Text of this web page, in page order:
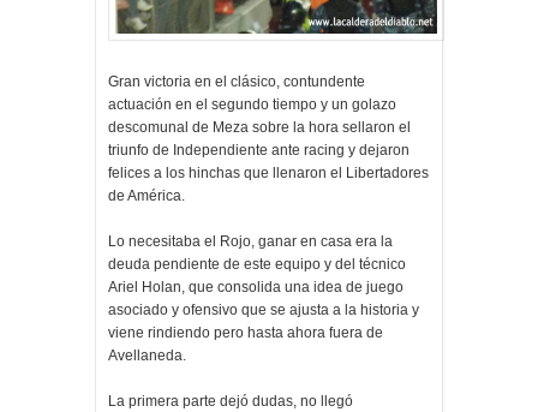
Gran victoria en el clásico, contundente
actuación en el segundo tiempo y un golazo
descomunal de Meza sobre la hora sellaron el
triunfo de Independiente ante racing y dejaron
felices a los hinchas que llenaron el Libertadores
de América.
Lo necesitaba el Rojo, ganar en casa era la
deuda pendiente de este equipo y del técnico
Ariel Holan, que consolida una idea de juego
asociado y ofensivo que se ajusta a la historia y
viene rindiendo pero hasta ahora fuera de
Avellaneda.
La primera parte dejó dudas, no llegó